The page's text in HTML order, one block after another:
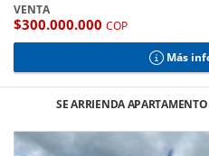
VENTA
$300.000.000 COP
Más
SE ARRIENDA